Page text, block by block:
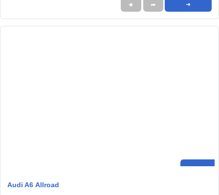
★ ➦ ➜
Audi A6 Allroad